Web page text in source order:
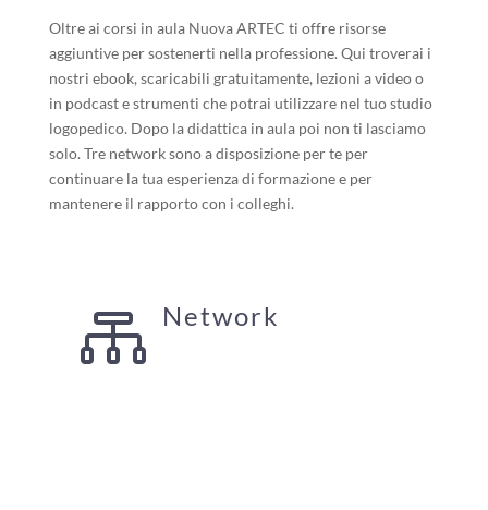
Oltre ai corsi in aula Nuova ARTEC ti offre risorse
aggiuntive per sostenerti nella professione. Qui troverai i
nostri ebook, scaricabili gratuitamente, lezioni a video o
in podcast e strumenti che potrai utilizzare nel tuo studio
logopedico. Dopo la didattica in aula poi non ti lasciamo
solo. Tre network sono a disposizione per te per
continuare la tua esperienza di formazione e per
mantenere il rapporto con i colleghi.
 Network